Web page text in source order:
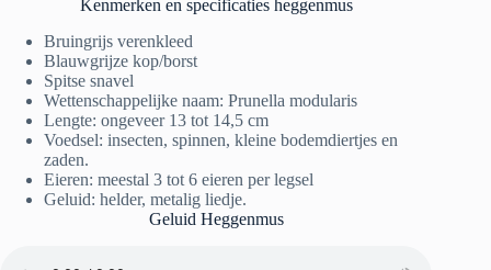
Kenmerken en specificaties heggenmus
Bruingrijs verenkleed
Blauwgrijze kop/borst
Spitse snavel
Wettenschappelijke naam: Prunella modularis
Lengte: ongeveer 13 tot 14,5 cm
Voedsel: insecten, spinnen, kleine bodemdiertjes en
zaden.
Eieren: meestal 3 tot 6 eieren per legsel
Geluid: helder, metalig liedje.
Geluid Heggenmus